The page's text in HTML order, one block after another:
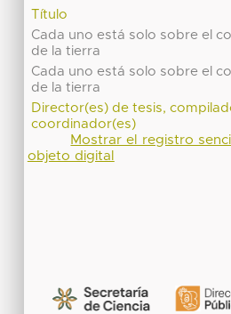
Título
Cada uno está solo sobre el
de la tierra
Cada uno está solo sobre el
de la tierra
Director(es) de tesis,
coordinador(es)
Mostrar el registro
objeto digital